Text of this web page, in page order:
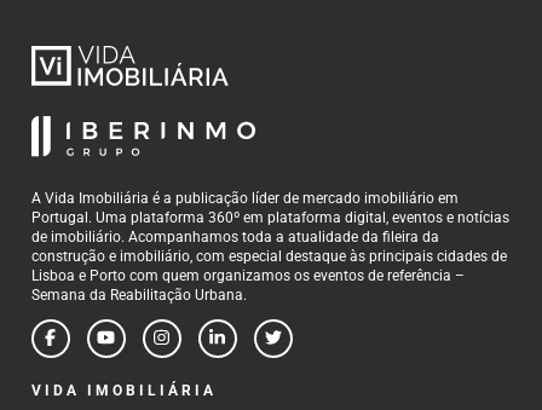
A Vida Imobiliária é a publicação líder de mercado imobiliário em
Portugal. Uma plataforma 360º em plataforma digital, eventos e notícias
de imobiliário. Acompanhamos toda a atualidade da fileira da
construção e imobiliário, com especial destaque às principais cidades de
Lisboa e Porto com quem organizamos os eventos de referência –
Semana da Reabilitação Urbana.
VIDA IMOBILIÁRIA